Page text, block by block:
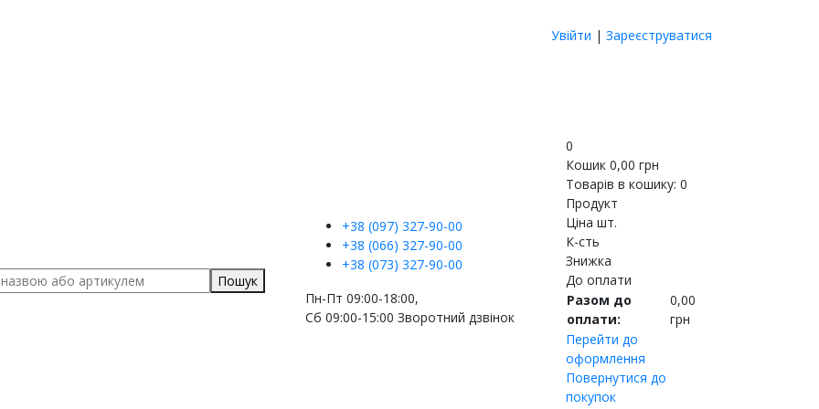
Увійти | Зареєструватися
Пошук
+38 (097) 327-90-00
+38 (066) 327-90-00
+38 (073) 327-90-00
Пн-Пт 09:00-18:00,
Сб 09:00-15:00 Зворотний дзвінок
0
Кошик 0,00 грн
Товарів в кошику: 0
Продукт
Ціна шт.
К-сть
Знижка
До оплати
Разом до
оплати:
0,00
грн
Перейти до
оформлення
Повернутися до
покупок